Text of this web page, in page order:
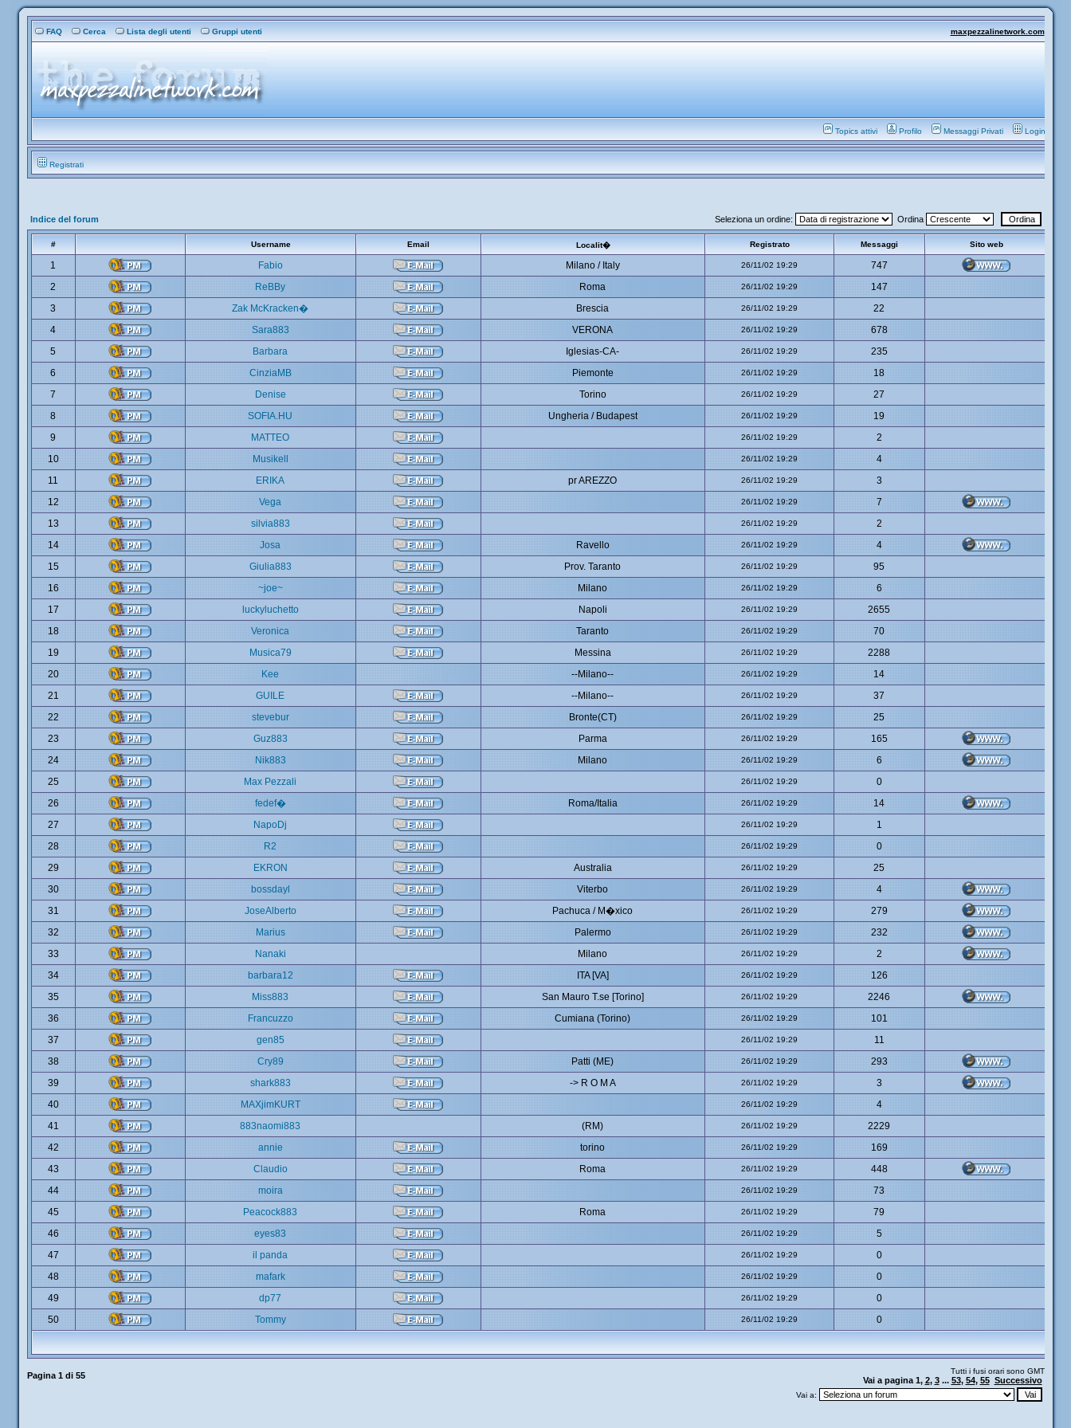
FAQ Cerca Lista degli utenti Gruppi utenti maxpezzalinetwork.com
Topics attivi Profilo Messaggi Privati Login
Registrati
Indice del forum Seleziona un ordine: Ordina
# Username Email Localit� Registrato Messaggi Sito web
1 Fabio Milano / Italy 26/11/02 19:29
747
2
ReBBy Roma 26/11/02 19:29
147
3
Zak McKracken� Brescia 26/11/02 19:29
22
4
Sara883 VERONA 26/11/02 19:29
678
5
Barbara Iglesias-CA- 26/11/02 19:29
235
6
CinziaMB Piemonte 26/11/02 19:29
18
7
Denise Torino 26/11/02 19:29
27
8
SOFIA.HU Ungheria / Budapest 26/11/02 19:29
19
9
MATTEO 26/11/02 19:29
2
10
Musikell 26/11/02 19:29
4
11
ERIKA pr AREZZO 26/11/02 19:29
3
12
Vega 26/11/02 19:29
7
13
silvia883 26/11/02 19:29
2
14
Josa Ravello 26/11/02 19:29
4
15
Giulia883 Prov. Taranto 26/11/02 19:29
95
16
~joe~ Milano 26/11/02 19:29
6
17
luckyluchetto Napoli 26/11/02 19:29
2655
18
Veronica Taranto 26/11/02 19:29
70
19
Musica79 Messina 26/11/02 19:29
2288
20
Kee --Milano-- 26/11/02 19:29
14
21
GUILE --Milano-- 26/11/02 19:29
37
22
stevebur Bronte(CT) 26/11/02 19:29
25
23
Guz883 Parma 26/11/02 19:29
165
24
Nik883 Milano 26/11/02 19:29
6
25
Max Pezzali 26/11/02 19:29
0
26
fedef� Roma/Italia 26/11/02 19:29
14
27
NapoDj 26/11/02 19:29
1
28
R2 26/11/02 19:29
0
29
EKRON Australia 26/11/02 19:29
25
30
bossdayl Viterbo 26/11/02 19:29
4
31
JoseAlberto Pachuca / M�xico 26/11/02 19:29
279
32
Marius Palermo 26/11/02 19:29
232
33
Nanaki Milano 26/11/02 19:29
2
34
barbara12 ITA [VA] 26/11/02 19:29
126
35
Miss883 San Mauro T.se [Torino] 26/11/02 19:29
2246
36
Francuzzo Cumiana (Torino) 26/11/02 19:29
101
37
gen85 26/11/02 19:29
11
38
Cry89 Patti (ME) 26/11/02 19:29
293
39
shark883 -> R O M A 26/11/02 19:29
3
40
MAXjimKURT 26/11/02 19:29
4
41
883naomi883 (RM) 26/11/02 19:29
2229
42
annie torino 26/11/02 19:29
169
43
Claudio Roma 26/11/02 19:29
448
44
moira 26/11/02 19:29
73
45
Peacock883 Roma 26/11/02 19:29
79
46
eyes83 26/11/02 19:29
5
47
il panda 26/11/02 19:29
0
48
mafark 26/11/02 19:29
0
49
dp77 26/11/02 19:29
0
50
Tommy 26/11/02 19:29 0
Pagina 1di 55 Tutti i fusi orari sono GMT
Vai a pagina 1, 2, 3... 53, 54, 55 Successivo
Vai a: